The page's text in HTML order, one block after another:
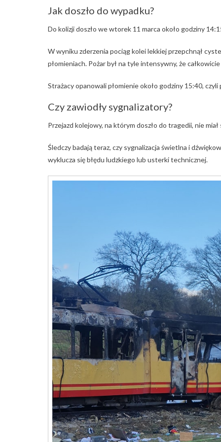
Jak doszło do wypadku?
Do kolizji doszło we wtorek 11 marca około godziny
W wyniku zderzenia pociąg kolei lekkiej przepchnął
płomieniach. Pożar był na tyle intensywny, że
Strażacy opanowali płomienie około godziny 15:40,
Czy zawiodły sygnalizatory?
Przejazd kolejowy, na którym doszło do tragedii, nie miał
Śledczy badają teraz, czy sygnalizacja świetlna i
wyklucza się błędu ludzkiego lub usterki technicznej.